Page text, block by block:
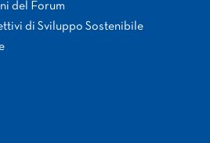
del Forum
di Sviluppo Sostenibile